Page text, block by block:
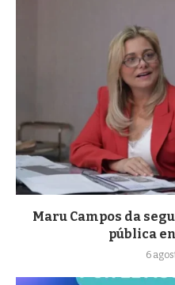
Maru Campos da
pública
6